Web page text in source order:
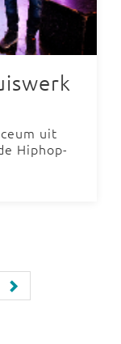
uit
Hiphop-